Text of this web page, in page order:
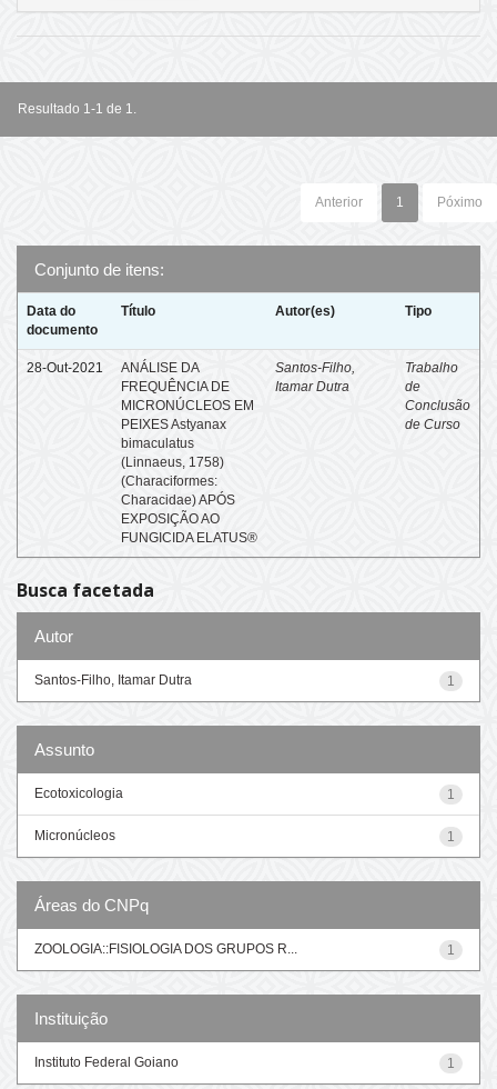
Resultado 1-1 de 1.
Anterior 1 Póximo
Conjunto de itens:
Data do
documento
Título Autor(es) Tipo
28-Out-2021
ANÁLISE DA
FREQUÊNCIA DE
MICRONÚCLEOS EM
PEIXES Astyanax
bimaculatus
(Linnaeus, 1758)
(Characiformes:
Characidae) APÓS
EXPOSIÇÃO AO
FUNGICIDA ELATUS®
Santos-Filho,
Itamar Dutra
Trabalho
de
Conclusão
de Curso
Busca facetada
Autor
1
Santos-Filho, Itamar Dutra
Assunto
1
Ecotoxicologia
1
Micronúcleos
Áreas do CNPq
1
ZOOLOGIA::FISIOLOGIA DOS GRUPOS R...
Instituição
1
Instituto Federal Goiano